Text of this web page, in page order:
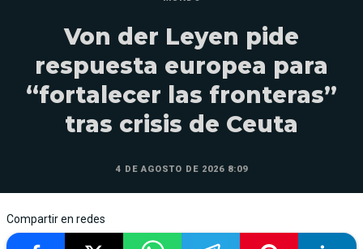
Von der Leyen pide
respuesta europea para
“fortalecer las fronteras”
tras crisis de Ceuta
4 DE AGOSTO DE 2026 8:09
Compartir en redes